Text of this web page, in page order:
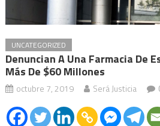
UNCATEGORIZED
Denuncian A Una Farmacia De
Más De $60 Millones
octubre 7, 2019 Será Justicia